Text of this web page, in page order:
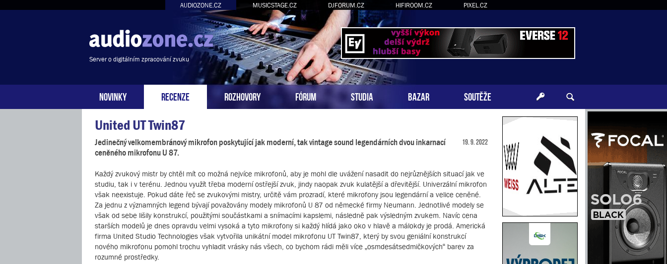
AUDIOZONE.CZ MUSICSTAGE.CZ DJFORUM.CZ HIFIROOM.CZ PIXEL.CZ
Server o digitálním zpracování zvuku
NOVINKY RECENZE ROZHOVORY FÓRUM STUDIA BAZAR SOUTĚŽE
United UT Twin87
Jedinečný velkomembránový mikrofon poskytující jak moderní, tak vintage sound legendárních dvou inkarnací
ceněného mikrofonu U 87.
19. 9. 2022
Každý zvukový mistr by chtěl mít co možná nejvíce mikrofonů, aby je mohl dle uvážení nasadit do nejrůznějších situací jak ve
studiu, tak i v terénu. Jednou využít třeba moderní ostřejší zvuk, jindy naopak zvuk kulatější a dřevitější. Univerzální mikrofon
však neexistuje. Pokud dáte řeč se zvukovými mistry, určitě vám prozradí, které mikrofony jsou legendární a velice ceněné.
Za jednu z významných legend bývají považovány modely mikrofonů U 87 od německé firmy Neumann. Jednotlivé modely se
však od sebe lišily konstrukcí, použitými součástkami a snímacími kapslemi, následně pak výsledným zvukem. Navíc cena
starších modelů je dnes opravdu velmi vysoká a tyto mikrofony si každý hlídá jako oko v hlavě a málokdy je prodá. Americká
firma United Studio Technologies však vytvořila unikátní model mikrofonu UT Twin87, který by svou geniální konstrukcí
nového mikrofonu pomohl trochu vyhladit vrásky nás všech, co bychom rádi měli více „osmdesátsedmičkových“ barev za
rozumné prostředky.